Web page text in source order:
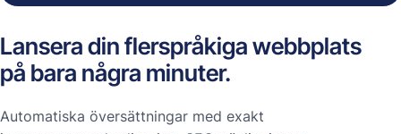
Lansera din flerspråkiga webbplats
på bara några minuter.
Automatiska översättningar med exakt